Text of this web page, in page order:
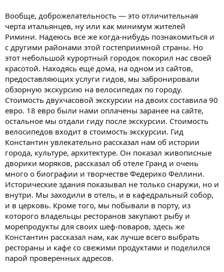
Вообще, доброжелательность — это отличительная
черта итальянцев, ну или как минимум жителей
Римини. Надеюсь все же когда-нибудь познакомиться и
с другими районами этой гостеприимной страны. Но
этот небольшой курортный городок покорил нас своей
красотой. Находясь ещё дома, на одном из сайтов,
предоставляющих услуги гидов, мы забронировали
обзорную экскурсию на велосипедах по городу.
Стоимость двухчасовой экскурсии на двоих составила 90
евро. 18 евро были нами оплачены заранее на сайте,
остальное мы отдали гиду после экскурсии. Стоимость
велосипедов входит в стоимость экскурсии. Гид
Константин увлекательно рассказал нам об истории
города, культуре, архитектуре. Он показал живописные
дворики моряков, рассказал об отеле Гранд и очень
много о биографии и творчестве Федерико Феллини.
Исторические здания показывал не только снаружи, но и
внутри. Мы заходили в отель, и в кафедральный собор,
и в церковь. Кроме того, мы побывали в порту, из
которого владельцы ресторанов закупают рыбу и
морепродукты для своих шеф-поваров, здесь же
Константин рассказал нам, как лучше всего выбрать
рестораны и кафе со свежими продуктами и поделился
парой проверенных адресов.